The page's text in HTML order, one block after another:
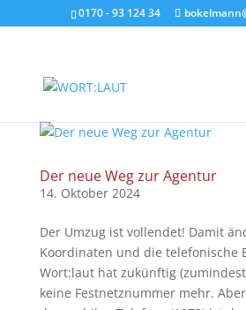
0170 - 93 124 34
Der neue Weg zur Agentur
14. Oktober 2024
Der Umzug ist vollendet! Damit
Koordinaten und die telefonische
Wort:laut hat zukünftig
keine Festnetznummer mehr.